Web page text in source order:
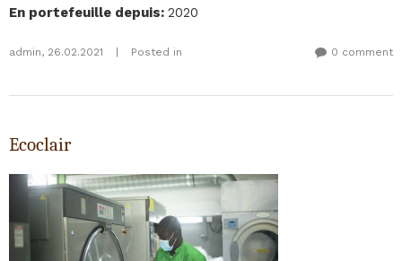
En portefeuille depuis: 2020
admin, 26.02.2021 Posted in 0 comment
Ecoclair